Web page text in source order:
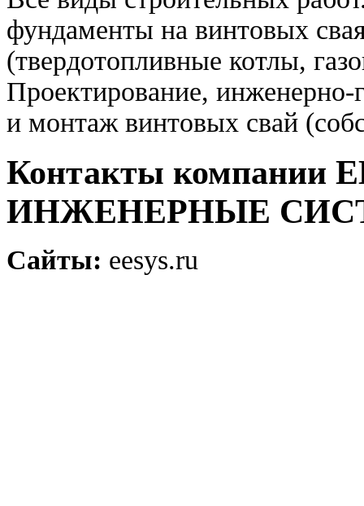
фундаменты на винтовых
(твердотопливные котлы,
Проектирование, инженерно-
и монтаж винтовых свай
Контакты
ИНЖЕНЕРНЫЕ
Сайты: eesys.ru